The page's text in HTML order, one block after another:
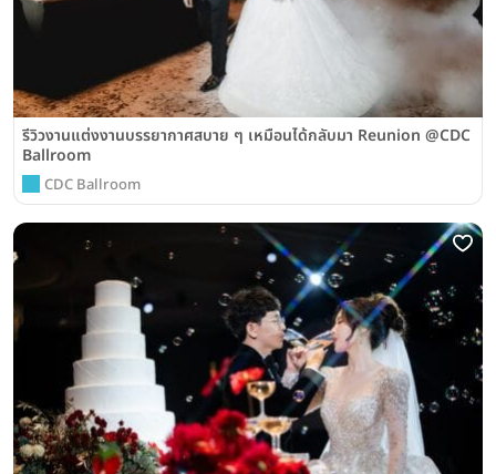
รีวิวงานแต่งงานบรรยากาศสบาย ๆ เหมือนได้กลับมา Reunion @CDC
Ballroom
CDC Ballroom